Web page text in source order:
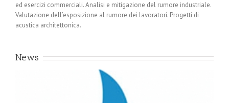
ed esercizi commerciali. Analisi e mitigazione del rumore industriale.
Valutazione dell’esposizione al rumore dei lavoratori. Progetti di
acustica architettonica.
News